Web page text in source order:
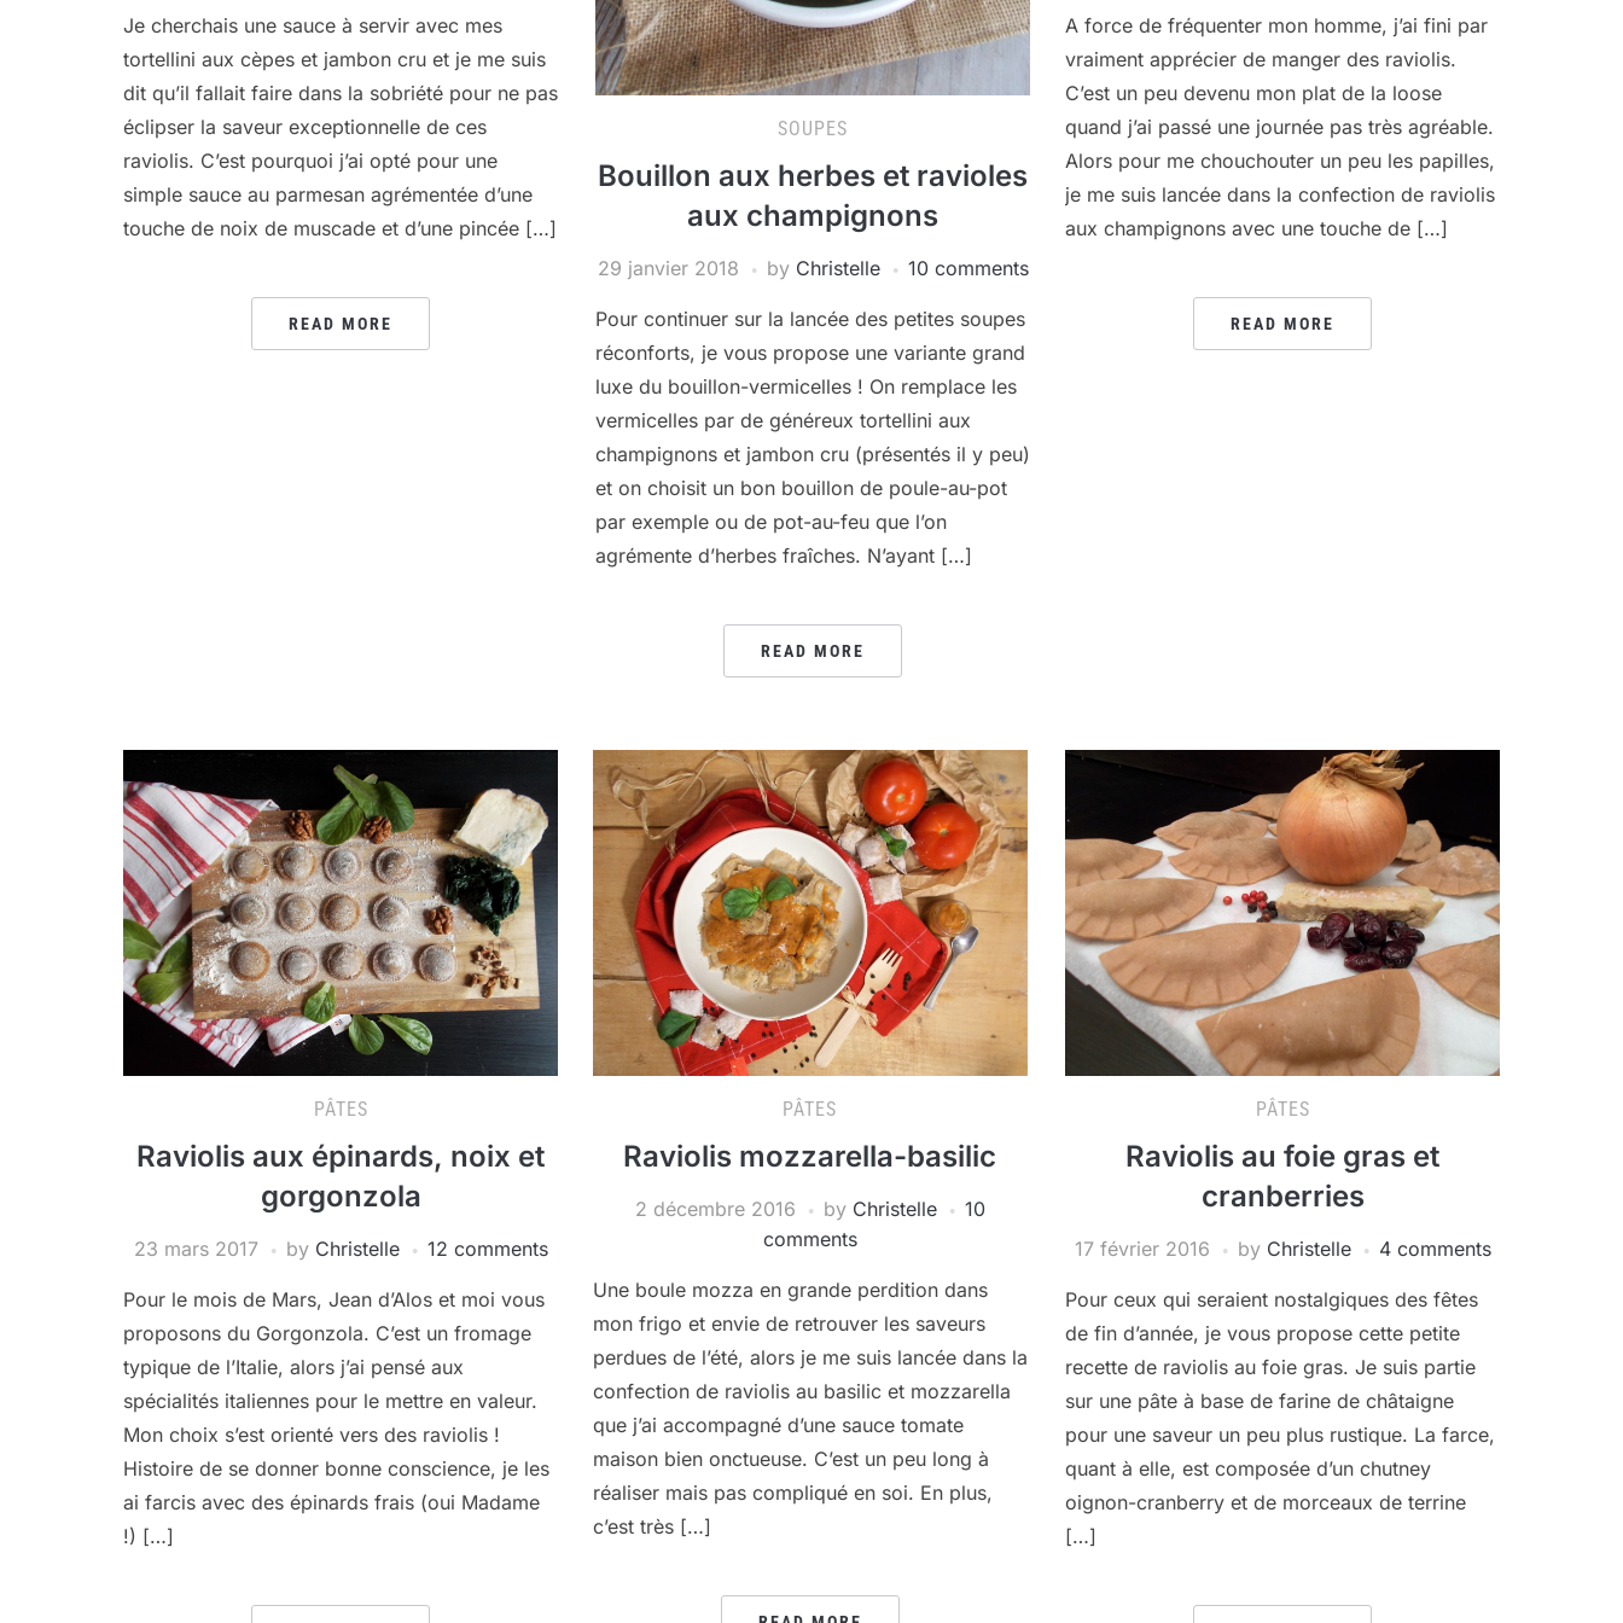
Je cherchais une sauce à servir avec mes
tortellini aux cèpes et jambon cru et je me suis
dit qu’il fallait faire dans la sobriété pour ne pas
éclipser la saveur exceptionnelle de ces
raviolis. C’est pourquoi j’ai opté pour une
simple sauce au parmesan agrémentée d’une
touche de noix de muscade et d’une pincée […]
READ MORE
SOUPES
Bouillon aux herbes et ravioles
aux champignons
29 janvier 2018 by Christelle 10 comments
Pour continuer sur la lancée des petites soupes
réconforts, je vous propose une variante grand
luxe du bouillon-vermicelles ! On remplace les
vermicelles par de généreux tortellini aux
champignons et jambon cru (présentés il y peu)
et on choisit un bon bouillon de poule-au-pot
par exemple ou de pot-au-feu que l’on
agrémente d’herbes fraîches. N’ayant […]
READ MORE
A force de fréquenter mon homme, j’ai fini par
vraiment apprécier de manger des raviolis.
C’est un peu devenu mon plat de la loose
quand j’ai passé une journée pas très agréable.
Alors pour me chouchouter un peu les papilles,
je me suis lancée dans la confection de raviolis
aux champignons avec une touche de […]
READ MORE
PÂTES
Raviolis aux épinards, noix et
gorgonzola
23 mars 2017 by Christelle 12 comments
Pour le mois de Mars, Jean d’Alos et moi vous
proposons du Gorgonzola. C’est un fromage
typique de l’Italie, alors j’ai pensé aux
spécialités italiennes pour le mettre en valeur.
Mon choix s’est orienté vers des raviolis !
Histoire de se donner bonne conscience, je les
ai farcis avec des épinards frais (oui Madame
!) […]
PÂTES
Raviolis mozzarella-basilic
2 décembre 2016 by Christelle
10
comments
Une boule mozza en grande perdition dans
mon frigo et envie de retrouver les saveurs
perdues de l’été, alors je me suis lancée dans la
confection de raviolis au basilic et mozzarella
que j’ai accompagné d’une sauce tomate
maison bien onctueuse. C’est un peu long à
réaliser mais pas compliqué en soi. En plus,
c’est très […]
PÂTES
Raviolis au foie gras et
cranberries
17 février 2016 by Christelle 4 comments
Pour ceux qui seraient nostalgiques des fêtes
de fin d’année, je vous propose cette petite
recette de raviolis au foie gras. Je suis partie
sur une pâte à base de farine de châtaigne
pour une saveur un peu plus rustique. La farce,
quant à elle, est composée d’un chutney
oignon-cranberry et de morceaux de terrine
[…]